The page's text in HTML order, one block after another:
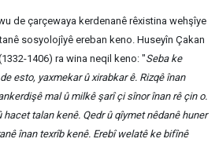
de çarçewaya kerdenanê rêxistina wehşîye
sosyolojîyê ereban keno. Huseyîn Çakan
1406) ra wina neqil keno: "Seba ke
esto, yaxmekar û xirabkar ê. Rizqê înan
mal û milkê şarî çi sînor înan rê çin o.
hacet talan kenê. Qedr û qîymet nêdanê huner
înan texrîb kenê. Erebî welatê ke bifînê